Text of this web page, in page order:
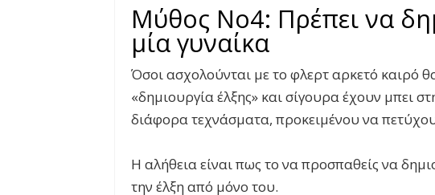
Μύθος Νο4: Πρέπει να
μία γυναίκα
Όσοι ασχολούνται με το φλερτ αρκετό καιρό
«δημιουργία έλξης» και σίγουρα έχουν μπει
διάφορα τεχνάσματα, προκειμένου να
Η αλήθεια είναι πως το να προσπαθείς να
την έλξη από μόνο του.